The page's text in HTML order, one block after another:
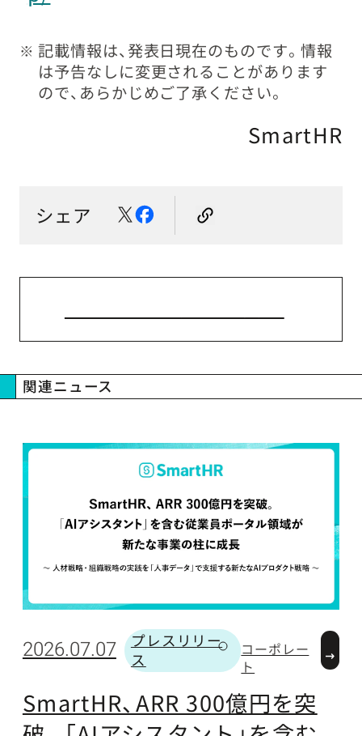
※ 記載情報は、発表日現在のものです。情報
は予告なしに変更されることがあります
ので、あらかじめご了承ください。
SmartHR
シェア
関連ニュース
2026.07.07
カテゴリー
プレスリリー
ス
コーポレー
ト
SmartHR、ARR 300億円を突